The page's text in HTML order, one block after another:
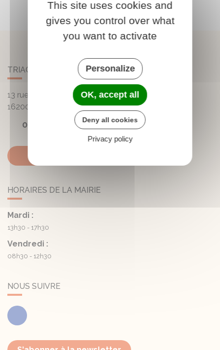
TRIAC-LAUTRAIT
13 rue de la Mairie - Lautrait
16200
Triac-Lautrait
05 45 81 05 41
HORAIRES DE LA MAIRIE
Mardi :
13h30 - 17h30
Vendredi :
08h30 - 12h30
NOUS SUIVRE
Facebook
This site uses cookies and
gives you control over what
you want to activate
Personalize
OK, accept all
Deny all cookies
Privacy policy